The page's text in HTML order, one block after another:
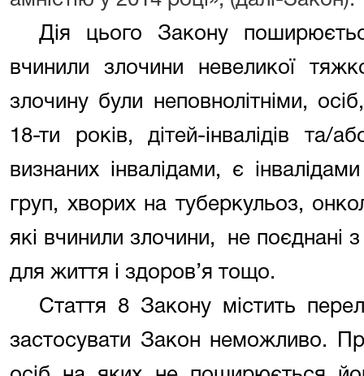
Дія цього Закону
вчинили злочини невеликої
злочину були неповнолітніми,
18-ти років, дітей-інвалідів та/
визнаних інвалідами, є
груп, хворих на туберкульоз,
які вчинили злочини,
не поєднані
для життя і здоров’я тощо.
Стаття 8 Закону містить
застосувати Закон неможливо.